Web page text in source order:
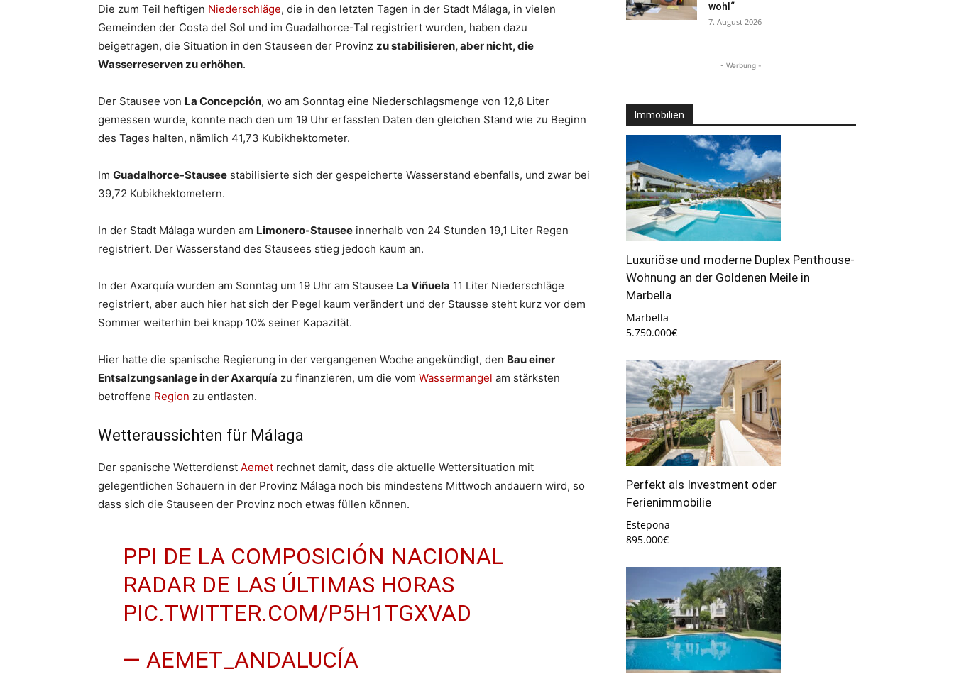
Die zum Teil heftigen Niederschläge, die in den letzten Tagen in der Stadt Málaga, in vielen
Gemeinden der Costa del Sol und im Guadalhorce-Tal registriert wurden, haben dazu
beigetragen, die Situation in den Stauseen der Provinz zu stabilisieren, aber nicht, die
Wasserreserven zu erhöhen.
Der Stausee von La Concepción, wo am Sonntag eine Niederschlagsmenge von 12,8 Liter
gemessen wurde, konnte nach den um 19 Uhr erfassten Daten den gleichen Stand wie zu Beginn
des Tages halten, nämlich 41,73 Kubikhektometer.
Im Guadalhorce-Stausee stabilisierte sich der gespeicherte Wasserstand ebenfalls, und zwar bei
39,72 Kubikhektometern.
In der Stadt Málaga wurden am Limonero-Stausee innerhalb von 24 Stunden 19,1 Liter Regen
registriert. Der Wasserstand des Stausees stieg jedoch kaum an.
In der Axarquía wurden am Sonntag um 19 Uhr am Stausee La Viñuela 11 Liter Niederschläge
registriert, aber auch hier hat sich der Pegel kaum verändert und der Stausse steht kurz vor dem
Sommer weiterhin bei knapp 10% seiner Kapazität.
Hier hatte die spanische Regierung in der vergangenen Woche angekündigt, den Bau einer
Entsalzungsanlage in der Axarquía zu finanzieren, um die vom Wassermangel am stärksten
betroffene Region zu entlasten.
Wetteraussichten für Málaga
Der spanische Wetterdienst Aemet rechnet damit, dass die aktuelle Wettersituation mit
gelegentlichen Schauern in der Provinz Málaga noch bis mindestens Mittwoch andauern wird, so
dass sich die Stauseen der Provinz noch etwas füllen können.
PPI DE LA COMPOSICIÓN NACIONAL
RADAR DE LAS ÚLTIMAS HORAS
PIC.TWITTER.COM/P5H1TGXVAD
— AEMET_ANDALUCÍA
wohl“
7. August 2026
- Werbung -
Immobilien
Luxuriöse und moderne Duplex Penthouse-
Wohnung an der Goldenen Meile in
Marbella
Marbella
5.750.000€
Perfekt als Investment oder
Ferienimmobilie
Estepona
895.000€